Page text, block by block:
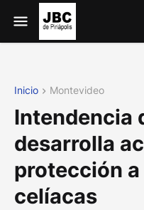
Inicio Montevideo
Intendencia
desarrolla
protección
celíacas